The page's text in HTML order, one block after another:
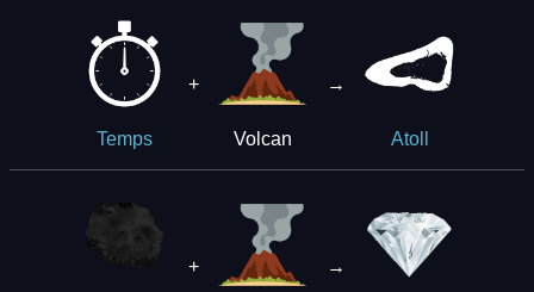
Temps
+
Volcan
→
Atoll
+ →